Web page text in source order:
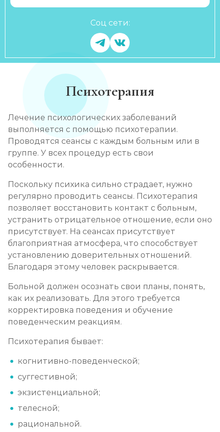
Соц сети:
Психотерапия
Лечение психологических заболеваний
выполняется с помощью психотерапии.
Проводятся сеансы с каждым больным или в
группе. У всех процедур есть свои
особенности.
Поскольку психика сильно страдает, нужно
регулярно проводить сеансы. Психотерапия
позволяет восстановить контакт с больным,
устранить отрицательное отношение, если оно
присутствует. На сеансах присутствует
благоприятная атмосфера, что способствует
установлению доверительных отношений.
Благодаря этому человек раскрывается.
Больной должен осознать свои планы, понять,
как их реализовать. Для этого требуется
корректировка поведения и обучение
поведенческим реакциям.
Психотерапия бывает:
когнитивно-поведенческой;
суггестивной;
экзистенциальной;
телесной;
рациональной.